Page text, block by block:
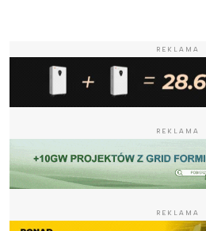
REKLAMA
REKLAMA
REKLAMA